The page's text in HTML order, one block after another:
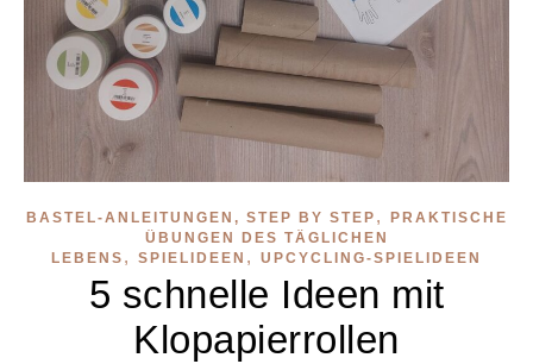
BASTEL-ANLEITUNGEN, STEP BY STEP ,
PRAKTISCHE
ÜBUNGEN DES TÄGLICHEN
LEBENS , SPIELIDEEN , UPCYCLING-SPIELIDEEN
5 schnelle Ideen mit
Klopapierrollen